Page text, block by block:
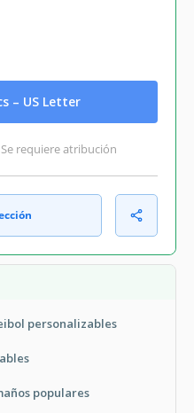
– US Letter
requiere atribución
personalizables
populares